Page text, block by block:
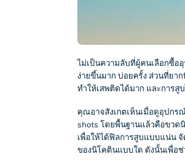
ไม่เป็นความลับที่ผู้คนเลือกซื้อ
ง่ายขึ้นมาก บ่อยครั้ง ส่วนที่ย
ทำให้เสพติดได้มาก และการ
คุณอาจสังเกตเห็นเมื่อดูอุปกร
shots โดยพื้นฐานแล้วคือขวด
เพื่อให้ได้ฟิลการสูบแบบแน่น
ของนิโคตินแบบใด ดังนั้นเพื่อ